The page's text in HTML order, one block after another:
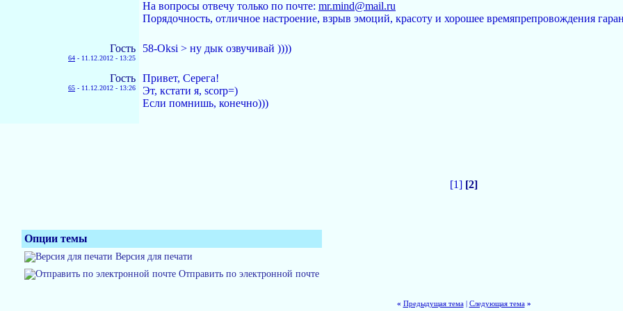
На вопросы отвечу только по почте: mr.mind@mail.ru
Порядочность, отличное настроение, взрыв эмоций, красоту и хорошее времяпрепровождения
Гость
64 - 11.12.2012 - 13:25
58-Oksi > ну дык озвучивай ))))
Гость
65 - 11.12.2012 - 13:26
Привет, Серега!
Эт, кстати я, scorp=)
Если помнишь, конечно)))
[1] [2]
Опции темы
Версия для печати
Отправить по электронной почте
« Предыдущая тема| Следующая тема »